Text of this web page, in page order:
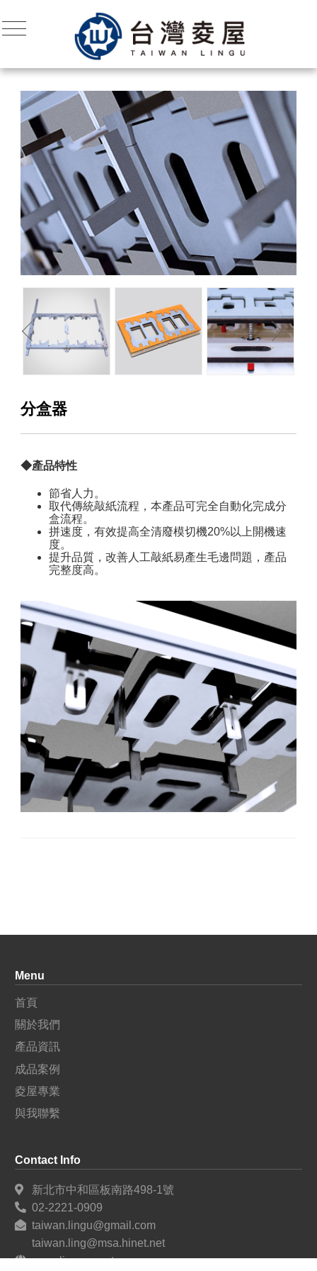
分盒器
產品特性
節省人力。
取代傳統敲紙流程，本產品可完全自動化完成分
盒流程。
拼速度，有效提高全清廢模切機20%以上開機速
度。
提升品質，改善人工敲紙易產生毛邊問題，產品
完整度高。
Menu
首頁
關於我們
產品資訊
成品案例
夌屋專業
與我聯繫
Contact Info
新北市中和區板南路498-1號
02-2221-0909
taiwan.lingu@gmail.com
taiwan.ling@msa.hinet.net
www.lingu.com.tw